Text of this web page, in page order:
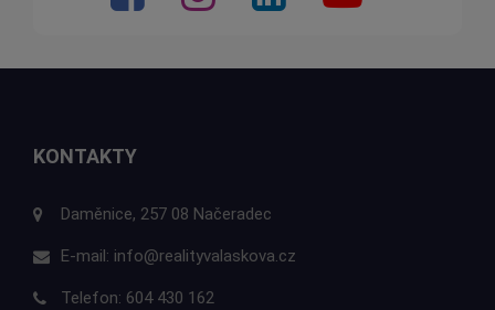
KONTAKTY
Daměnice, 257 08 Načeradec
E-mail: info@realityvalaskova.cz
Telefon: 604 430 162